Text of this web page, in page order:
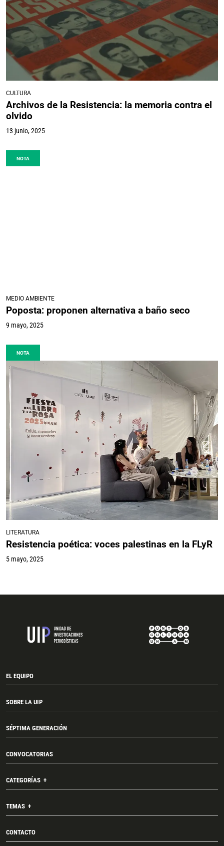
CULTURA
Archivos de la Resistencia: la memoria contra el
olvido
13 junio, 2025
NOTA
MEDIO AMBIENTE
Poposta: proponen alternativa a baño seco
9 mayo, 2025
NOTA
LITERATURA
Resistencia poética: voces palestinas en la FLyR
5 mayo, 2025
EL EQUIPO
SOBRE LA UIP
SÉPTIMA GENERACIÓN
CONVOCATORIAS
CATEGORÍAS
TEMAS
CONTACTO